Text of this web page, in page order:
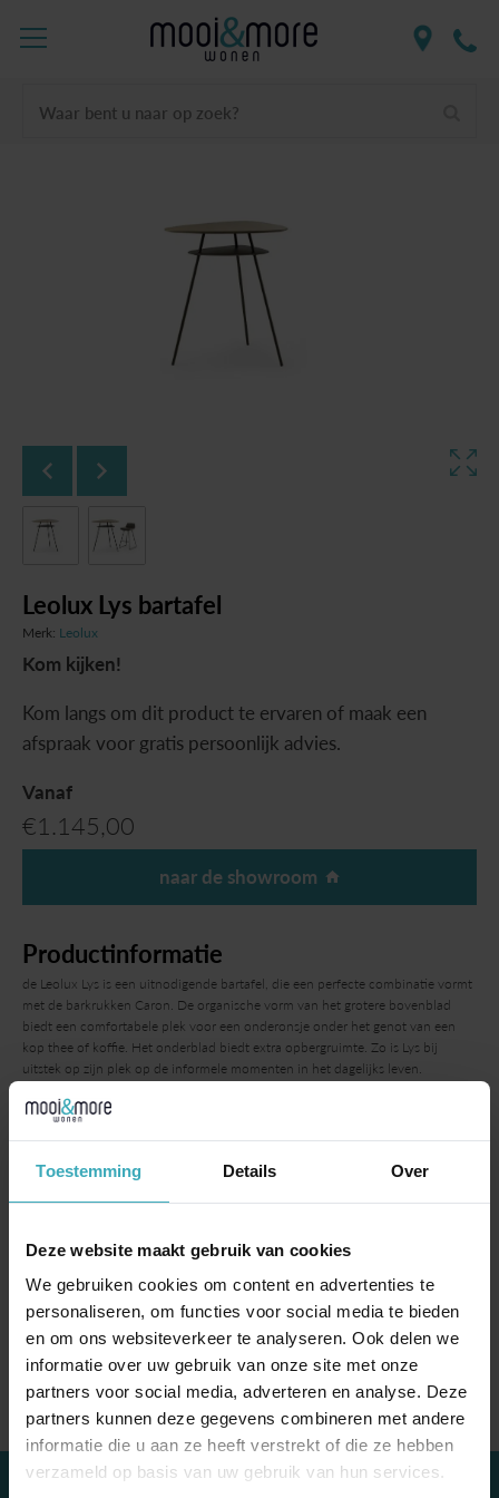
Toestemming Details Over
Deze website maakt gebruik van cookies
We gebruiken cookies om content en advertenties te
personaliseren, om functies voor social media te bieden
en om ons websiteverkeer te analyseren. Ook delen we
informatie over uw gebruik van onze site met onze
partners voor social media, adverteren en analyse. Deze
partners kunnen deze gegevens combineren met andere
informatie die u aan ze heeft verstrekt of die ze hebben
verzameld op basis van uw gebruik van hun services.
Waar bent u naar op zoek?
Leolux Lys bartafel
Merk: Leolux
Kom kijken!
Kom langs om dit product te ervaren of maak een
afspraak voor gratis persoonlijk advies.
Vanaf
€1.145,00
naar de showroom
Productinformatie
de Leolux Lys is een uitnodigende bartafel, die een perfecte combinatie vormt
met de barkrukken Caron. De organische vorm van het grotere bovenblad
biedt een comfortabele plek voor een onderonsje onder het genot van een
kop thee of koffie. Het onderblad biedt extra opbergruimte. Zo is Lys bij
uitstek op zijn plek op de informele momenten in het dagelijks leven.
Extra informatie
Mooi&More is officiële Leolux Select Dealer
Lees hier meer overLeolux
opties
Het bovenblad is beschikbaar in massief eiken en notenhout, in
verschillende beitskleuren.
Het onderstel is mogelijk in alle Epoxy kleuren uit de Leolux collectie
Stel hier uw Leolux Lys bartafel samen
contact